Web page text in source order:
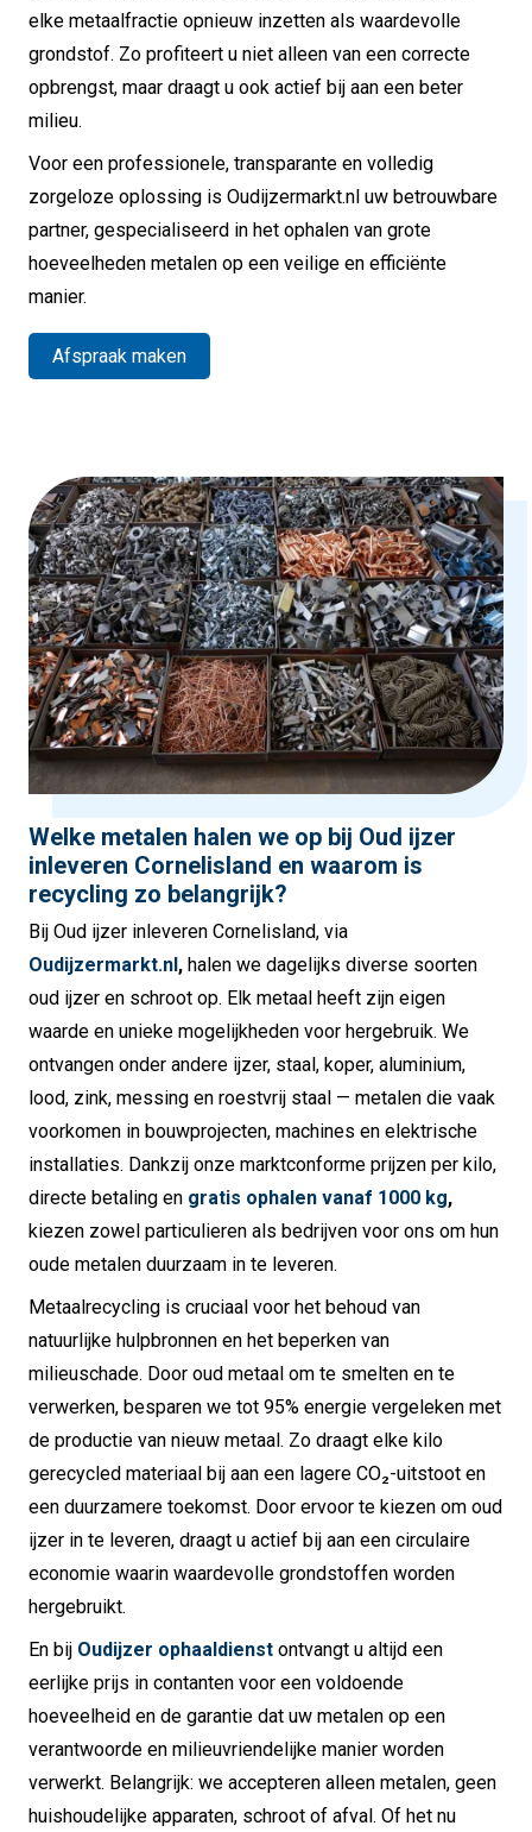
elke metaalfractie opnieuw inzetten als waardevolle
grondstof. Zo profiteert u niet alleen van een correcte
opbrengst, maar draagt u ook actief bij aan een beter
milieu.
Voor een professionele, transparante en volledig
zorgeloze oplossing is Oudijzermarkt.nl uw betrouwbare
partner, gespecialiseerd in het ophalen van grote
hoeveelheden metalen op een veilige en efficiënte
manier.
Afspraak maken
Welke metalen halen we op bij Oud ijzer
inleveren Cornelisland en waarom is
recycling zo belangrijk?
Bij Oud ijzer inleveren Cornelisland, via
Oudijzermarkt.nl, halen we dagelijks diverse soorten
oud ijzer en schroot op. Elk metaal heeft zijn eigen
waarde en unieke mogelijkheden voor hergebruik. We
ontvangen onder andere ijzer, staal, koper, aluminium,
lood, zink, messing en roestvrij staal — metalen die vaak
voorkomen in bouwprojecten, machines en elektrische
installaties. Dankzij onze marktconforme prijzen per kilo,
directe betaling en gratis ophalen vanaf 1000 kg,
kiezen zowel particulieren als bedrijven voor ons om hun
oude metalen duurzaam in te leveren.
Metaalrecycling is cruciaal voor het behoud van
natuurlijke hulpbronnen en het beperken van
milieuschade. Door oud metaal om te smelten en te
verwerken, besparen we tot 95% energie vergeleken met
de productie van nieuw metaal. Zo draagt elke kilo
gerecycled materiaal bij aan een lagere CO₂-uitstoot en
een duurzamere toekomst. Door ervoor te kiezen om oud
ijzer in te leveren, draagt u actief bij aan een circulaire
economie waarin waardevolle grondstoffen worden
hergebruikt.
En bij Oudijzer ophaaldienst ontvangt u altijd een
eerlijke prijs in contanten voor een voldoende
hoeveelheid en de garantie dat uw metalen op een
verantwoorde en milieuvriendelijke manier worden
verwerkt. Belangrijk: we accepteren alleen metalen, geen
huishoudelijke apparaten, schroot of afval. Of het nu